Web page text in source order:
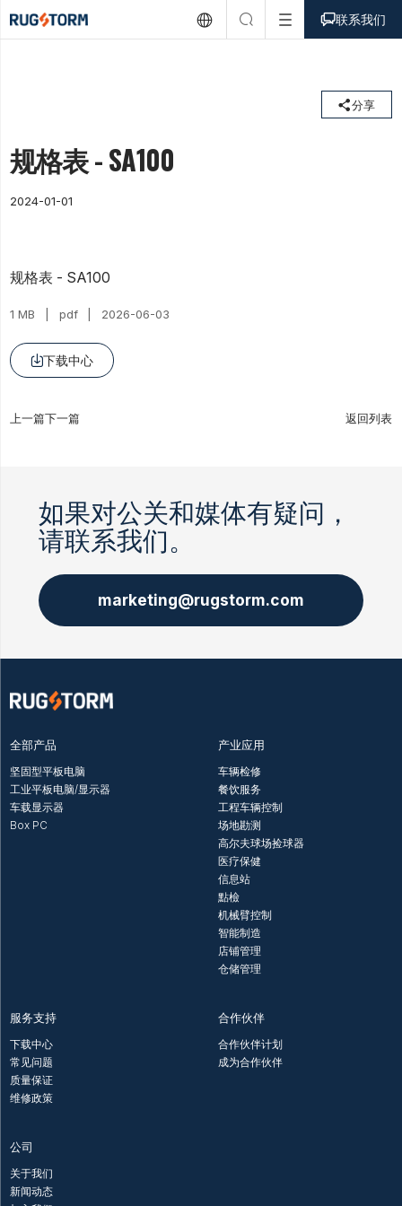
  联系我们
分享
规格表 - SA100
2024-01-01
规格表 - SA100
1 MB pdf 2026-06-03
下载中心
上一篇下一篇 返回列表
如果对公关和媒体有疑问，
请联系我们。
marketing@rugstorm.com
全部产品
坚固型平板电脑
工业平板电脑/显示器
车载显示器
Box PC
产业应用
车辆检修
餐饮服务
工程车辆控制
场地勘测
高尔夫球场捡球器
医疗保健
信息站
點檢
机械臂控制
智能制造
店铺管理
仓储管理
服务支持
下载中心
常见问题
质量保证
维修政策
合作伙伴
合作伙伴计划
成为合作伙伴
公司
关于我们
新闻动态